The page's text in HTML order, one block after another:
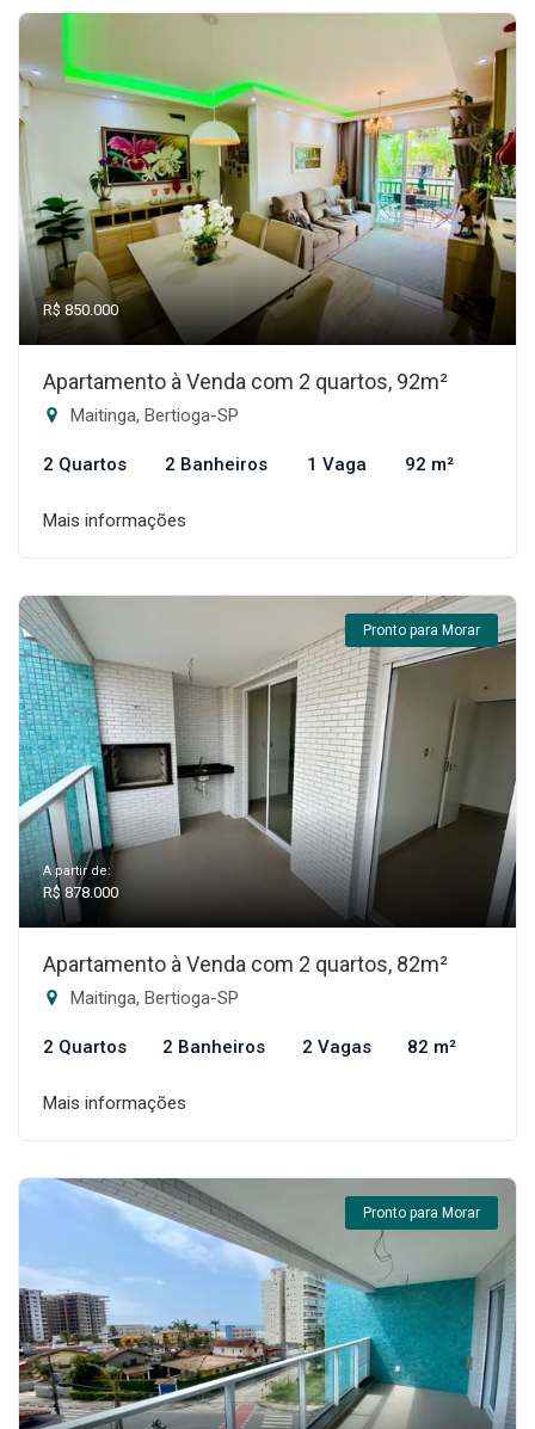
R$ 850.000
Apartamento à Venda com 2 quartos, 92m²
Maitinga, Bertioga-SP
2 Quartos 2 Banheiros 1 Vaga 92 m²
Mais informações
Pronto para Morar
A partir de:
R$ 878.000
Apartamento à Venda com 2 quartos, 82m²
Maitinga, Bertioga-SP
2 Quartos 2 Banheiros 2 Vagas 82 m²
Mais informações
Pronto para Morar